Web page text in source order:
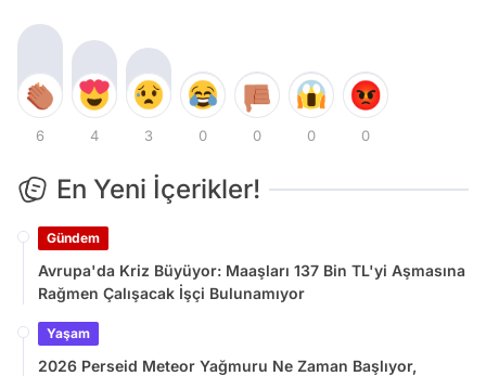
6 4 3 0 0 0 0
En Yeni İçerikler!
Gündem
Avrupa'da Kriz Büyüyor: Maaşları 137 Bin TL'yi Aşmasına
Rağmen Çalışacak İşçi Bulunamıyor
Yaşam
2026 Perseid Meteor Yağmuru Ne Zaman Başlıyor,